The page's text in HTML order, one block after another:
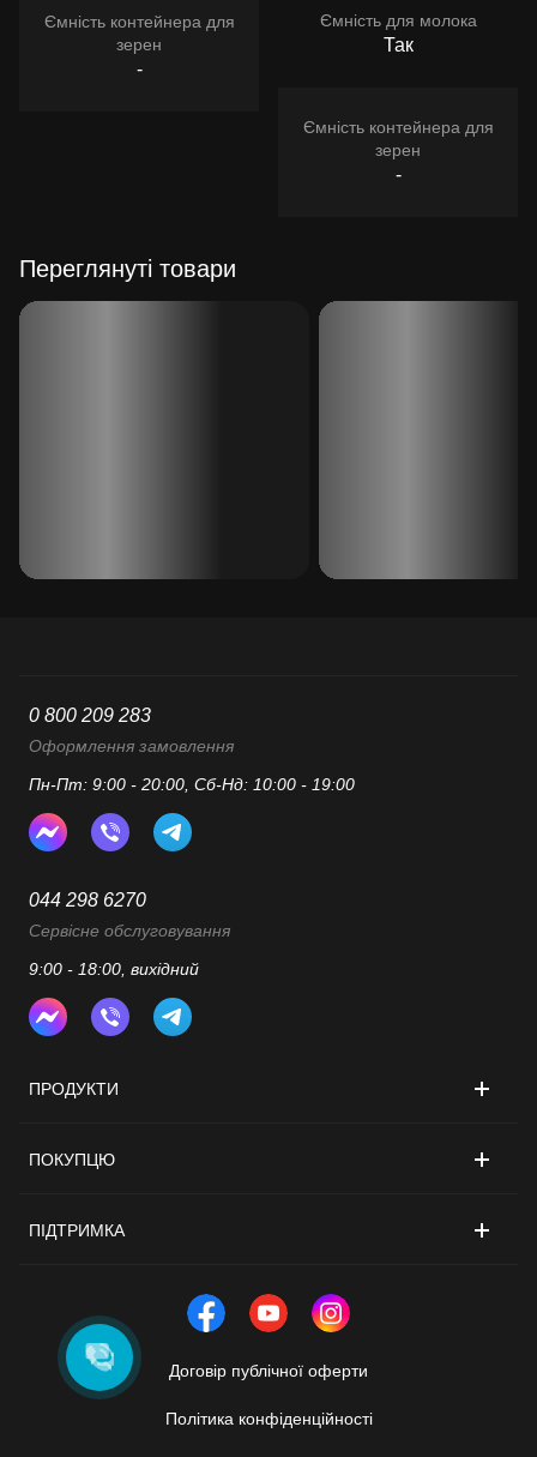
Ємність контейнера для
зерен
-
Ємність для молока
Так
Ємність контейнера для
зерен
-
Переглянуті товари
ПРОДУКТИ
ПОКУПЦЮ
ПІДТРИМКА
0 800 209 283
Оформлення замовлення
Пн-Пт: 9:00 - 20:00, Сб-Нд: 10:00 - 19:00
044 298 6270
Сервісне обслуговування
9:00 - 18:00, вихідний
Договір публічної оферти
Політика конфіденційності